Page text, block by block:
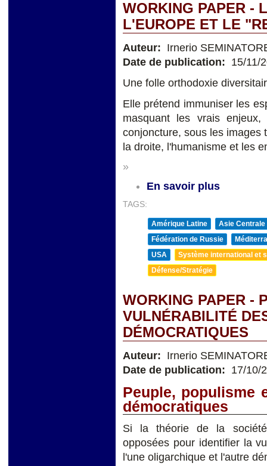
WORKING PAPER -
L'EUROPE ET LE
Auteur: Irnerio
Date de publication: 15/11/
Une folle orthodoxie
Elle prétend immuniser les
masquant les vrais
conjoncture, sous les images
la droite, l'humanisme et les
»
En savoir plus
TAGS:
Amérique Latine
Asie Centrale
Fédération de Russie
USA
Système international et
Défense/Stratégie
WORKING PAPER -
VULNÉRABILITÉ
DÉMOCRATIQUES
Auteur: Irnerio
Date de publication: 17/10/
Peuple, populisme
démocratiques
Si la théorie de la
opposées pour identifier la
l'une oligarchique et l'autre